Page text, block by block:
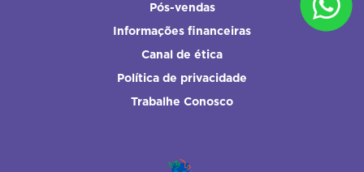
Pós-vendas
Informações financeiras
Canal de ética
Política de privacidade
Trabalhe Conosco